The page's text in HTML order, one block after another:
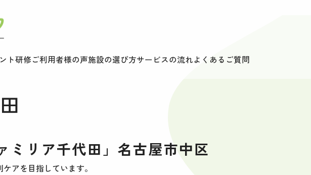
ト研修ご利用者様の声施設の選び方サービスの流れよくあるご質問
ミリア千代田」名古屋市中区
アを目指しています。